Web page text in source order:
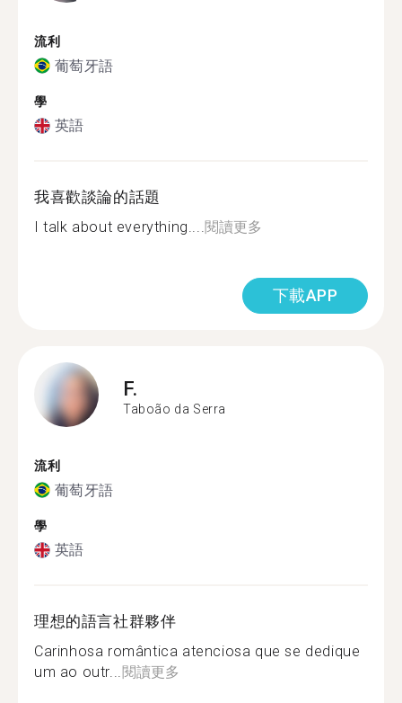
流利
葡萄牙語
學
英語
我喜歡談論的話題
I talk about everything....閱讀更多
下載APP
F.
Taboão da Serra
流利
葡萄牙語
學
英語
理想的語言社群夥伴
Carinhosa romântica atenciosa que se dedique
um ao outr...閱讀更多